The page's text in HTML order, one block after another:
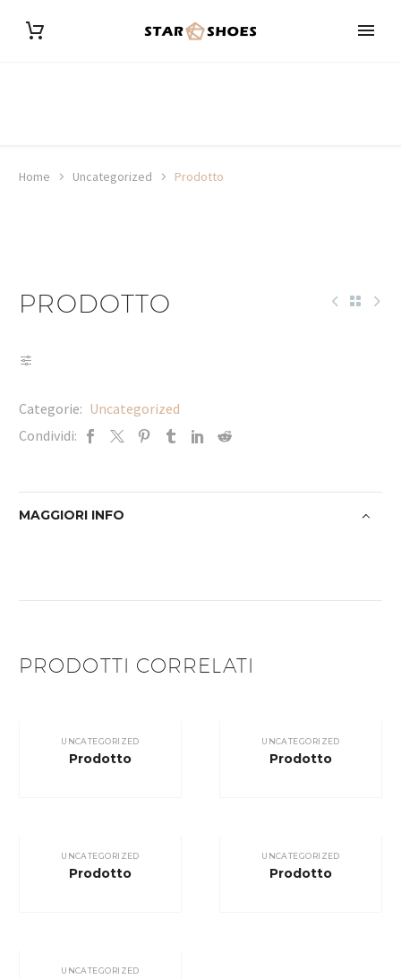
Home Uncategorized Prodotto
PRODOTTO
Categorie: Uncategorized
Condividi:
MAGGIORI INFO
PRODOTTI CORRELATI
UNCATEGORIZED
Prodotto
UNCATEGORIZED
Prodotto
UNCATEGORIZED
Prodotto
UNCATEGORIZED
Prodotto
UNCATEGORIZED